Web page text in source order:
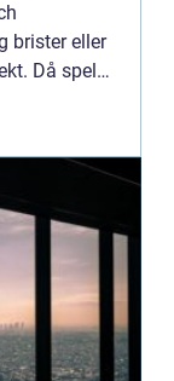
brister eller
Då spelar